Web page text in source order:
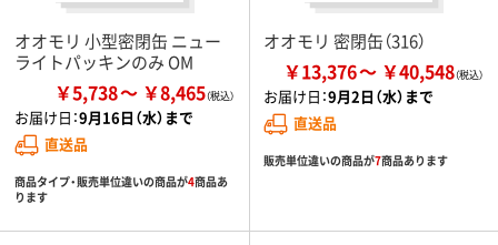
オオモリ 小型密閉缶 ニュー
ライトパッキンのみ OM
￥5,738 ￥8,465
お届け日：9月16日（水）まで
直送品
商品タイプ・販売単位違いの商品が4商品あ
ります
オオモリ 密閉缶（316）
￥13,376 ￥40,548
お届け日：9月2日（水）まで
直送品
販売単位違いの商品が7商品あります